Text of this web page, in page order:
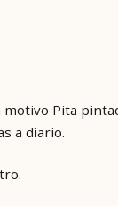
Pita
a diario.